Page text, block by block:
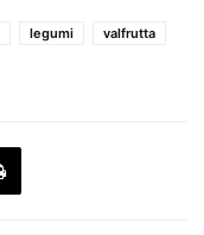
legumi
valfrutta